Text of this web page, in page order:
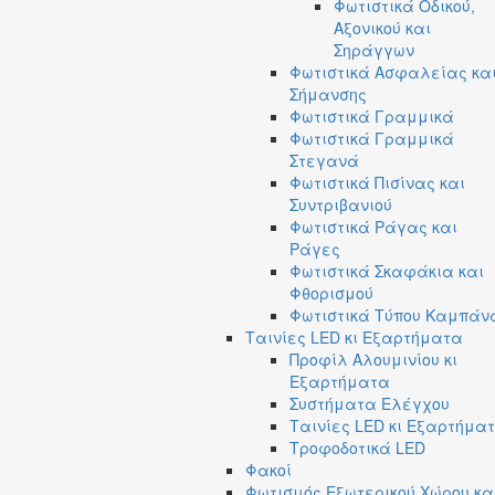
Φωτιστικά Οδικού,
Αξονικού και
Σηράγγων
Φωτιστικά Ασφαλείας και
Σήμανσης
Φωτιστικά Γραμμικά
Φωτιστικά Γραμμικά
Στεγανά
Φωτιστικά Πισίνας και
Συντριβανιού
Φωτιστικά Ράγας και
Ράγες
Φωτιστικά Σκαφάκια και
Φθορισμού
Φωτιστικά Τύπου
Ταινίες LED κι Εξαρτήματα
Προφίλ Αλουμινίου κι
Εξαρτήματα
Συστήματα Ελέγχου
Ταινίες LED κι
Τροφοδοτικά LED
Φακοί